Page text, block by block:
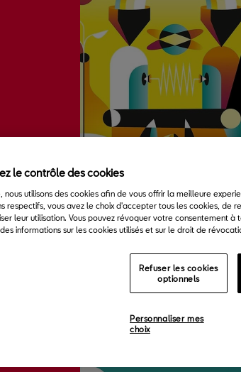
le contrôle des cookies
nous utilisons des cookies afin de vous offrir la meilleure
respectifs, vous avez le choix d'accepter tous les cookies, de
leur utilisation. Vous pouvez révoquer votre consentement à
informations sur les cookies utilisés et sur le droit de
Refuser les cookies
optionnels
Personnaliser mes
choix